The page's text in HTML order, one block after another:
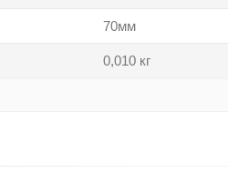
70мм
0,010 кг